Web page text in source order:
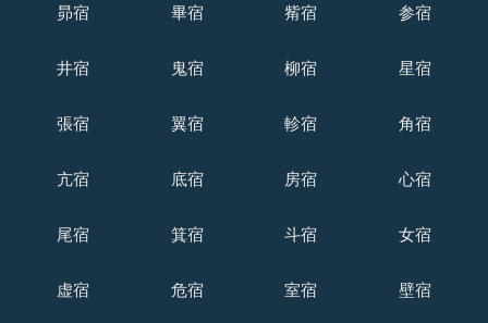
昴宿 畢宿 觜宿 参宿
井宿 鬼宿 柳宿 星宿
張宿 翼宿 軫宿 角宿
亢宿 底宿 房宿 心宿
尾宿 箕宿 斗宿 女宿
虚宿 危宿 室宿 壁宿